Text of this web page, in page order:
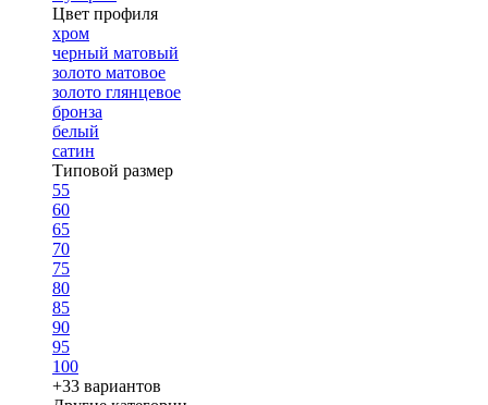
Цвет профиля
хром
черный матовый
золото матовое
золото глянцевое
бронза
белый
сатин
Типовой размер
55
60
65
70
75
80
85
90
95
100
+33 вариантов